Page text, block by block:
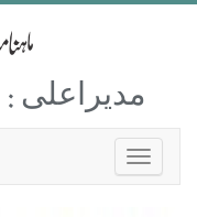
مدیراعلی :